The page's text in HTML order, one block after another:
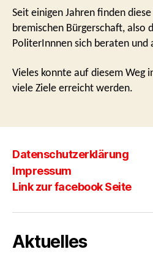
Seit einigen Jahren finden
bremischen Bürgerschaft, also
PoliterInnnen sich beraten und
Vieles konnte auf diesem Weg
viele Ziele erreicht werden.
Datenschutzerklärung
Impressum
Link zur facebook Seite
Aktuelles